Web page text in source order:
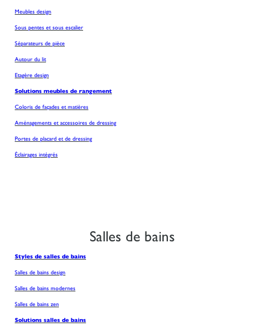
Meubles design
Sous pentes et sous escalier
Séparateurs de pièce
Autour du lit
Etagère design
Solutions meubles de rangement
Coloris de façades et matières
Aménagements et accessoires de dressing
Portes de placard et de dressing
Éclairages intégrés
Salles de bains
Styles de salles de bains
Salles de bains design
Salles de bains modernes
Salles de bains zen
Solutions salles de bains